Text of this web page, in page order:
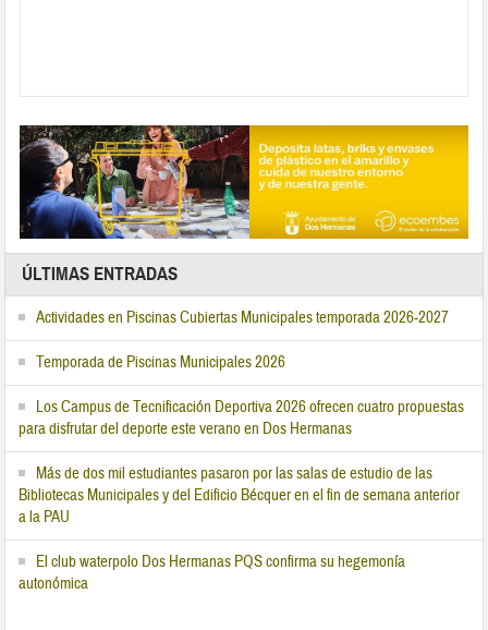
ÚLTIMAS ENTRADAS
Actividades en Piscinas Cubiertas Municipales temporada 2026-2027
Temporada de Piscinas Municipales 2026
Los Campus de Tecnificación Deportiva 2026 ofrecen cuatro propuestas
para disfrutar del deporte este verano en Dos Hermanas
Más de dos mil estudiantes pasaron por las salas de estudio de las
Bibliotecas Municipales y del Edificio Bécquer en el fin de semana anterior
a la PAU
El club waterpolo Dos Hermanas PQS confirma su hegemonía
autonómica